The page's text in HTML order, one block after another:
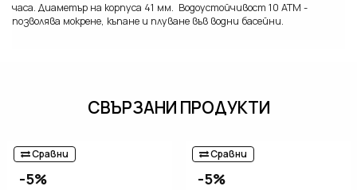
часа. Диаметър на корпуса 41 мм. Водоустойчивост 10 ATM -
позволява мокрене, къпане и плуване във водни басейни.
СВЪРЗАНИ ПРОДУКТИ
Сравни
-5%
Сравни
-5%